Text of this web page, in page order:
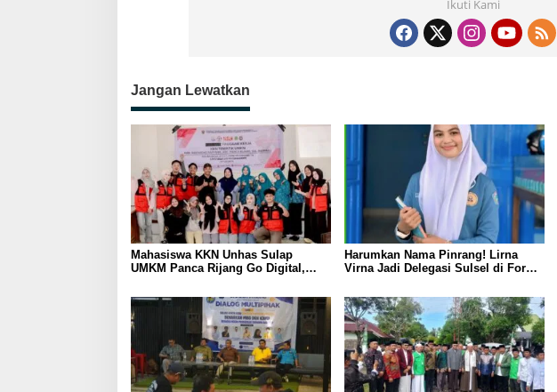
Ikuti Kami
Jangan Lewatkan
Mahasiswa KKN Unhas Sulap
UMKM Panca Rijang Go Digital,
Pelatihan
Harumkan Nama Pinrang! Lirna
Virna Jadi Delegasi Sulsel di Forum